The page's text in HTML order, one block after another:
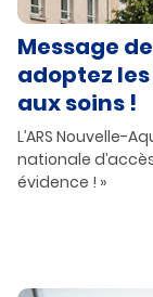
Message
adoptez
aux soins !
L’ARS Nouvelle-
nationale
évidence ! »